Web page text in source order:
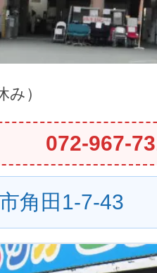
み）
072-967-
角田1-7-43